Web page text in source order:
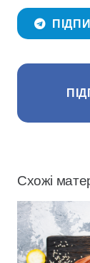
Схожі